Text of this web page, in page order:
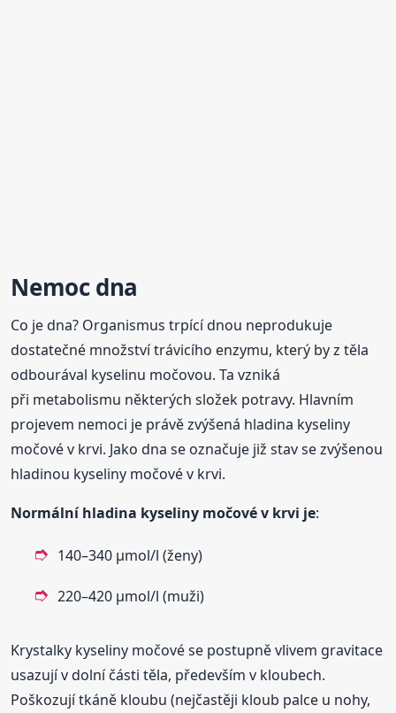
Nemoc dna
Co je dna? Organismus trpící dnou neprodukuje
dostatečné množství trávicího enzymu, který by z těla
odbourával kyselinu močovou. Ta vzniká
při metabolismu některých složek potravy. Hlavním
projevem nemoci je právě zvýšená hladina kyseliny
močové v krvi. Jako dna se označuje již stav se zvýšenou
hladinou kyseliny močové v krvi.
Normální hladina kyseliny močové v krvi je:
140–340 µmol/l (ženy)
220–420 µmol/l (muži)
Krystalky kyseliny močové se postupně vlivem gravitace
usazují v dolní části těla, především v kloubech.
Poškozují tkáně kloubu (nejčastěji kloub palce u nohy,